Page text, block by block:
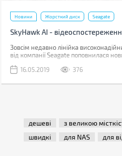
Новини Жорсткий диск Seagate
SkyHawk AI -
Зовсім недавно лінійка
від компанії Seagate поповнилася
від 8 ТБ і так же, як попередники,
відеоспостереження.
16.05.2019 376
дешеві з великою
швидкі
для NAS для